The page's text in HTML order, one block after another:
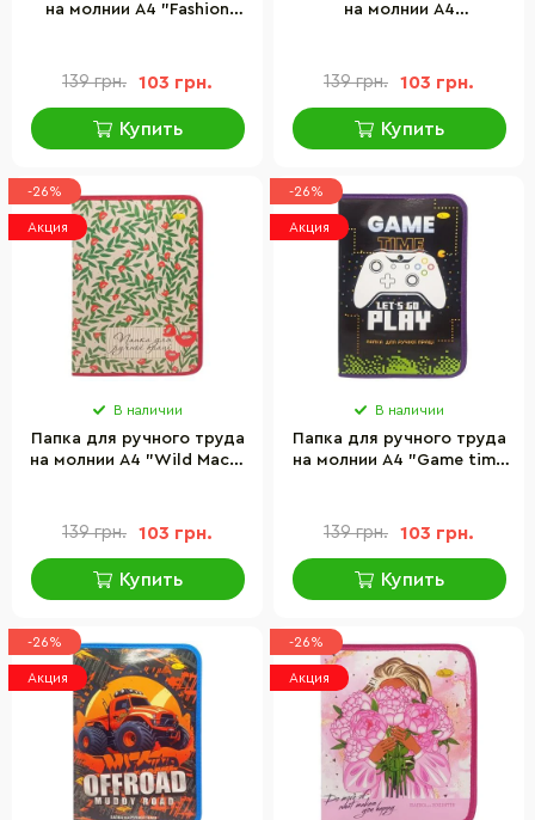
на молнии А4 "Fashion
139 грн. 103 грн.
Купить
на молнии А4
139 грн. 103 грн.
Купить
-26%
Акция
В наличии
Папка для ручного труда
на молнии А4 "Wild Macs"
139 грн. 103 грн.
Купить
-26%
Акция
В наличии
Папка для ручного труда
на молнии А4 "Game time
139 грн. 103 грн.
Купить
-26%
Акция
-26%
Акция